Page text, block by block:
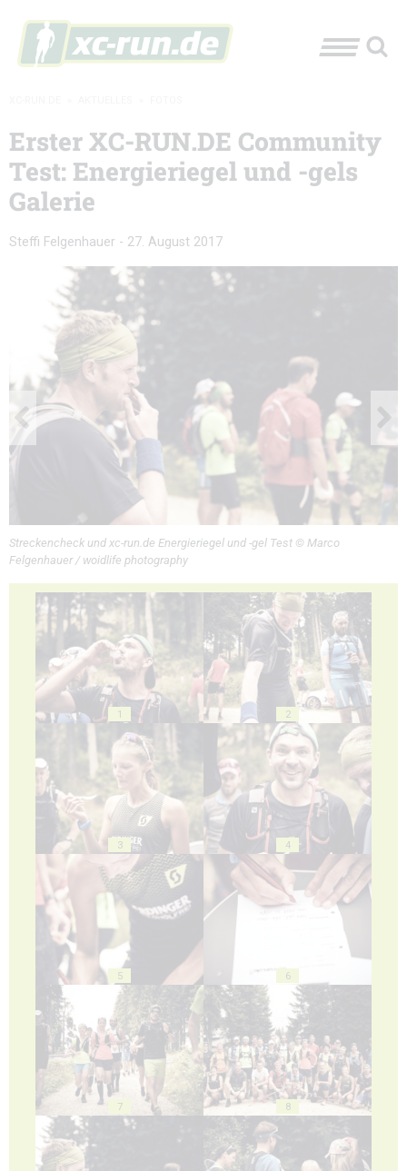
Erster XC-RUN.DE Community
Test: Energieriegel und -gels
Galerie
Steffi Felgenhauer - 27. August 2017
Streckencheck und xc-run.de Energieriegel und -gel Test © Marco
Felgenhauer / woidlife photography
1 2
3 4
5 6
7 8